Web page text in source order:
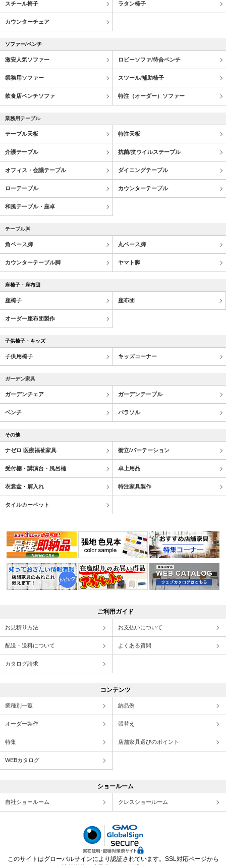
スチール椅子 ラタン椅子
カウンターチェア
ソファー/ベンチ
激安人気ソファー ロビーソファ/待合ベンチ
業務用ソファー スツール/補助椅子
飲食店ベンチソファ 特注（オーダー）ソファー
業務用テーブル
テーブル天板 特注天板
介護テーブル 抗菌/抗ウイルステーブル
オフィス・会議テーブル ダイニングテーブル
ローテーブル カウンターテーブル
和風テーブル・座卓
テーブル脚
角ベース脚 丸ベース脚
カウンターテーブル脚 ヤマト脚
座椅子・座布団
座椅子 座布団
オーダー座布団製作
子供椅子・キッズ
子供用椅子 キッズコーナー
ガーデン家具
ガーデンチェア ガーデンテーブル
ベンチ パラソル
その他
ナゼロ 医療福祉家具 衝立/パーテーション
受付棚・講演台・風呂桶 卓上用品
衣裳盆・屑入れ 特注家具製作
タイルカーペット
ご利用ガイド
お見積り方法 お支払いについて
配送・送料について よくある質問
カタログ請求
コンテンツ
業種別一覧 納品例
オーダー製作 張替え
特集 店舗家具選びのポイント
WEBカタログ
ショールーム
自社ショールーム クレスショールーム
このサイトはグローバルサインにより認証されています。SSL対応ページから